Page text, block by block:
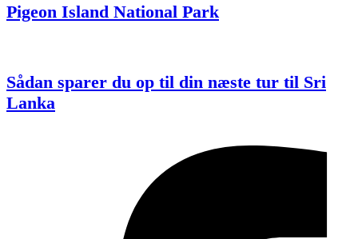
Pigeon Island National Park
Sådan sparer du op til din næste tur til Sri
Lanka